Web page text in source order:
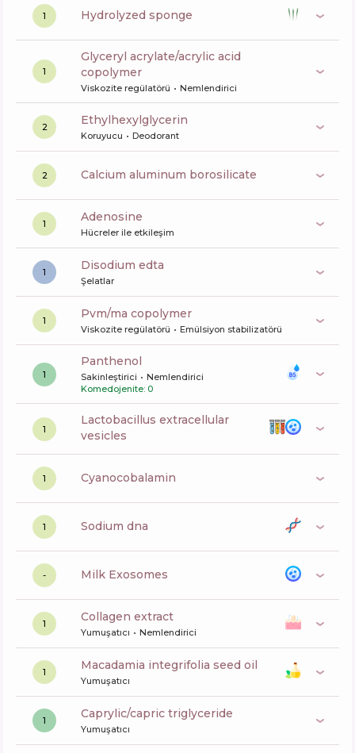
1 hydrolyzed sponge
1
glyceryl acrylate/acrylic acid
copolymer
Viskozite regülatörü Nemlendirici
2 ethylhexylglycerin
Koruyucu Deodorant
2 calcium aluminum borosilicate
1 Adenosine
Hücreler ile etkileşim
1 disodium edta
Şelatlar
1 pvm/ma copolymer
Viskozite regülatörü Emülsiyon stabilizatörü
1
panthenol
Sakinleştirici
Nemlendirici
Komedojenite: 0
1
lactobacillus extracellular
vesicles
1 cyanocobalamin
1 sodium dna
- Milk Exosomes
1 collagen extract
Yumuşatıcı Nemlendirici
1 macadamia integrifolia seed oil
Yumuşatıcı
1 caprylic/capric triglyceride
Yumuşatıcı